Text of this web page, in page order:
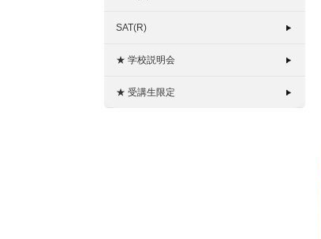
SAT(R)
★ 学校説明会
★ 受講生限定